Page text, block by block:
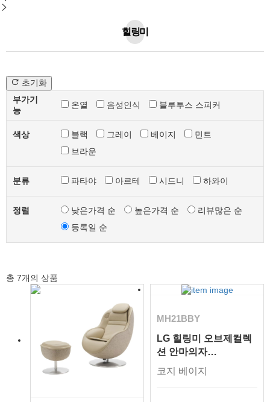
힐링미
초기화
부가기
능
온열 음성인식 블루투스 스피커
색상 블랙 그레이 베이지
민트
브라운
분류 파타야 아르테 시드니 하와이
정렬 낮은가격 순 높은가격 순
리뷰많은 순
등록일 순
총 7개의 상품
MH21BBY
LG 힐링미 오브제컬렉
션 안마의자
아르테UP
코지 베이지